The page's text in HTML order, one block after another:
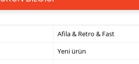
Afila & Retro & Fast
Yeni ürün